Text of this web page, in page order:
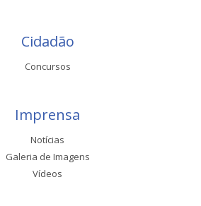
Cidadão
Concursos
Imprensa
Notícias
Galeria de Imagens
Vídeos